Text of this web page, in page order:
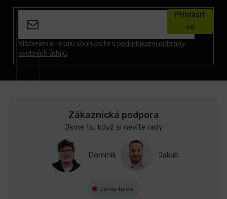
Vložením e-mailu souhlasíte s podmínkami ochrany
osobních údajů
Přihlásit
se
Zákaznická podpora
Jsme tu, když si nevíte rady
Dominik Jakub
Jsme tu do